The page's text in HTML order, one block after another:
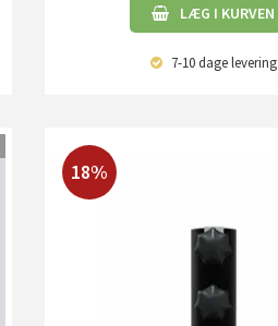
LÆG I KURVEN
7-10 dagelevering
18%